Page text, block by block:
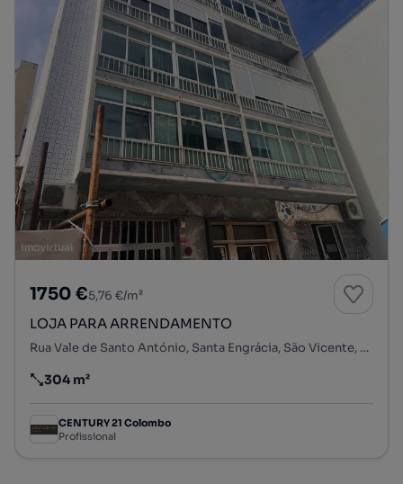
1750 €5,76 €/m²
LOJA PARA ARRENDAMENTO
Rua Vale de Santo António, Santa Engrácia, São Vicente, Lisboa, Lisboa
Preço por metro quadrado
304 m²
CENTURY 21 Colombo
Profissional